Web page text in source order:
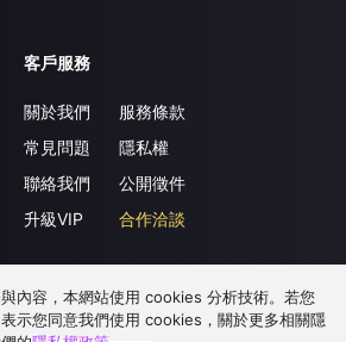
客戶服務
關於我們
常見問題
聯絡我們
升級VIP
服務條款
隱私權
公開徵件
合作洽談
內容，本網站使用 cookies 分析技術。若您
示您同意我們使用 cookies，關於更多相關隱